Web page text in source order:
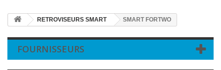
RETROVISEURS SMART SMART FORTWO
FOURNISSEURS